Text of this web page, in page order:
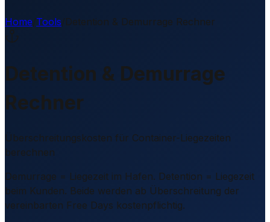
Home/Tools/Detention & Demurrage Rechner
Detention & Demurrage
Rechner
Überschreitungskosten für Container-Liegezeiten
berechnen
Demurrage = Liegezeit im Hafen. Detention = Liegezeit
beim Kunden. Beide werden ab Überschreitung der
vereinbarten Free Days kostenpflichtig.